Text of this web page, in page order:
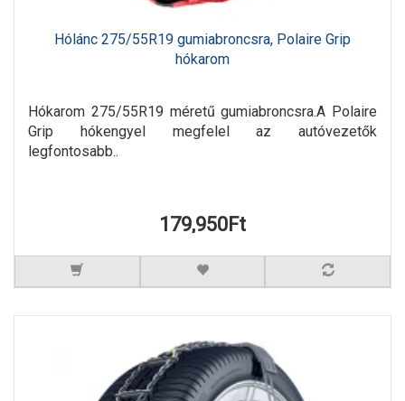
Hólánc 275/55R19 gumiabroncsra, Polaire Grip
hókarom
Hókarom 275/55R19 méretű gumiabroncsra.A Polaire
Grip hókengyel megfelel az autóvezetők
legfontosabb..
179,950Ft